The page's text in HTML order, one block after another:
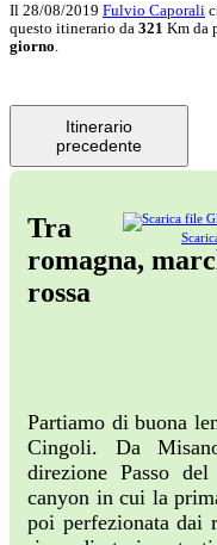
Il 28/08/2019 Fulvio Caporali
questo itinerario da 321 Km da
giorno.
Itinerario
precedente
Tra
romagna,
rossa
Partiamo di buona
Cingoli. Da
direzione Passo
canyon in cui la
poi perfezionata dai